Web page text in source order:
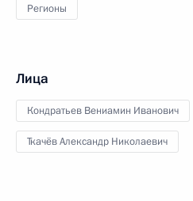
Регионы
Лица
Кондратьев Вениамин Иванович
Ткачёв Александр Николаевич